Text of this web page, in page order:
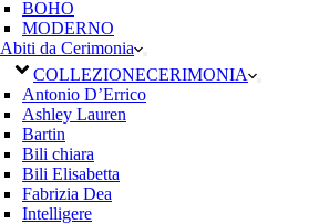
BOHO
MODERNO
Abiti da Cerimonia
COLLEZIONECERIMONIA
Antonio D’Errico
Ashley Lauren
Bartin
Bili chiara
Bili Elisabetta
Fabrizia Dea
Intelligere